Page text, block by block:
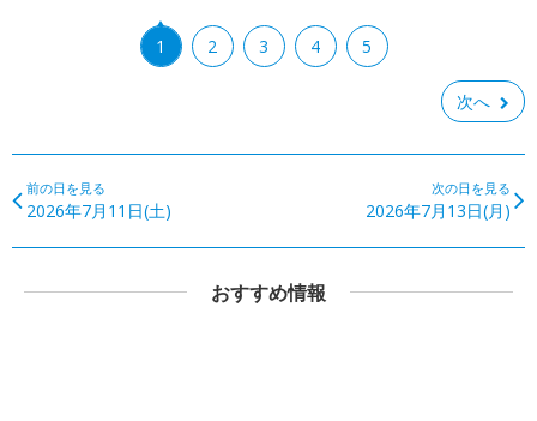
1 2 3 4 5
次へ
前の日を見る
2026年7月11日(土)
次の日を見る
2026年7月13日(月)
おすすめ情報